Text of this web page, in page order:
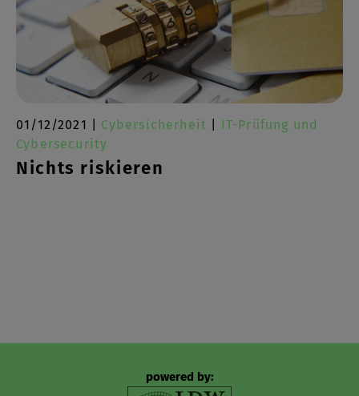
01/12/2021 | Cybersicherheit
IT-Prüfung und
Cybersecurity
Nichts riskieren
powered by: